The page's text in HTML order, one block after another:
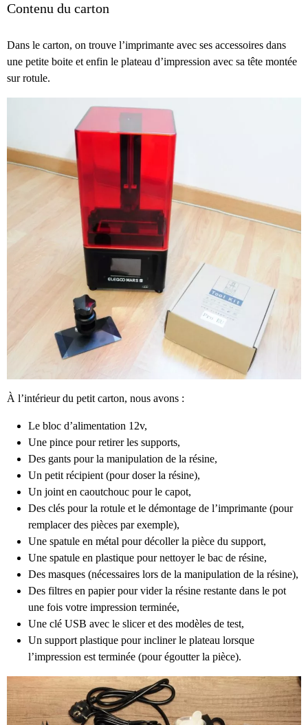
Contenu du carton
Dans le carton, on trouve l’imprimante avec ses accessoires dans
une petite boite et enfin le plateau d’impression avec sa tête montée
sur rotule.
À l’intérieur du petit carton, nous avons :
Le bloc d’alimentation 12v,
Une pince pour retirer les supports,
Des gants pour la manipulation de la résine,
Un petit récipient (pour doser la résine),
Un joint en caoutchouc pour le capot,
Des clés pour la rotule et le démontage de l’imprimante (pour
remplacer des pièces par exemple),
Une spatule en métal pour décoller la pièce du support,
Une spatule en plastique pour nettoyer le bac de résine,
Des masques (nécessaires lors de la manipulation de la résine),
Des filtres en papier pour vider la résine restante dans le pot
une fois votre impression terminée,
Une clé USB avec le slicer et des modèles de test,
Un support plastique pour incliner le plateau lorsque
l’impression est terminée (pour égoutter la pièce).